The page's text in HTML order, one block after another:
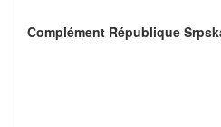
Complément République